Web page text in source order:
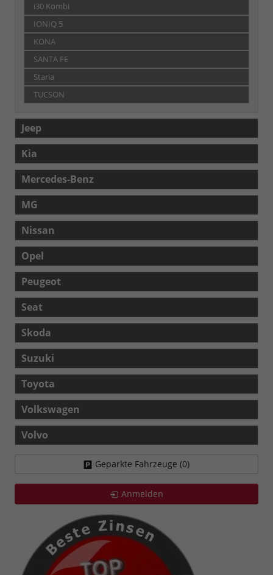
i30 Kombi
IONIQ 5
KONA
SANTA FE
Staria
TUCSON
Jeep
Kia
Mercedes-Benz
MG
Nissan
Opel
Peugeot
Seat
Skoda
Suzuki
Toyota
Volkswagen
Volvo
Geparkte Fahrzeuge (0)
Anmelden